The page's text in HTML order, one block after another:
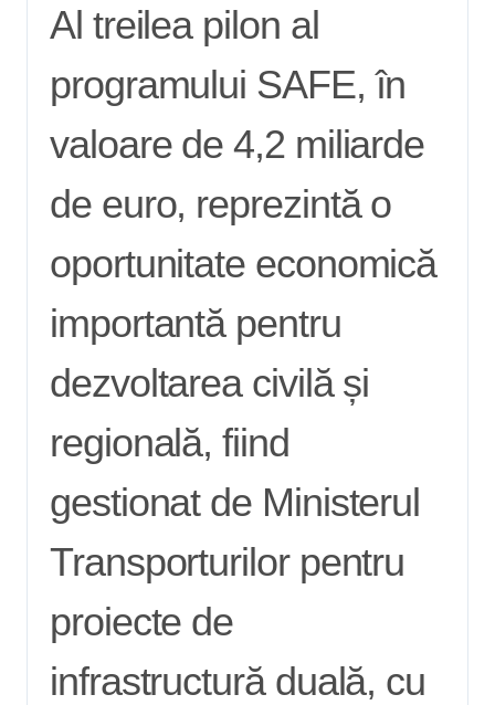
Al treilea pilon al
programului SAFE, în
valoare de 4,2 miliarde
de euro, reprezintă o
oportunitate economică
importantă pentru
dezvoltarea civilă și
regională, fiind
gestionat de Ministerul
Transporturilor pentru
proiecte de
infrastructură duală, cu